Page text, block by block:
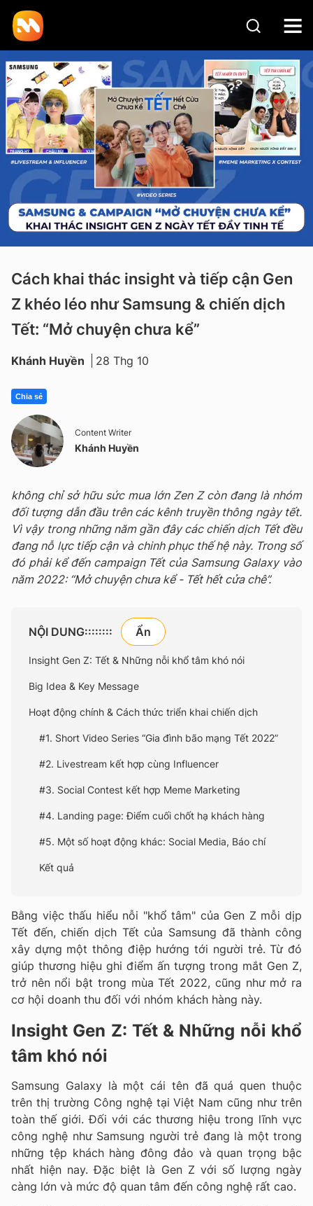
Cách khai thác insight và tiếp cận Gen
Z khéo léo như Samsung & chiến dịch
Tết: “Mở chuyện chưa kể”
Khánh Huyền 28 Thg 10
Chia sẻ
Content Writer
Khánh Huyền
không chỉ sở hữu sức mua lớn Zen Z còn đang là nhóm
đối tượng dẫn đầu trên các kênh truyền thông ngày tết.
Vì vậy trong những năm gần đây các chiến dịch Tết đều
đang nỗ lực tiếp cận và chinh phục thế hệ này. Trong số
đó phải kể đến campaign Tết của Samsung Galaxy vào
năm 2022: “Mở chuyện chưa kể - Tết hết cửa chê”.
NỘI DUNG::::::::
Insight Gen Z: Tết & Những nỗi khổ tâm khó nói
Big Idea & Key Message
Hoạt động chính & Cách thức triển khai chiến dịch
#1. Short Video Series “Gia đình bão mạng Tết 2022”
#2. Livestream kết hợp cùng Influencer
#3. Social Contest kết hợp Meme Marketing
#4. Landing page: Điểm cuối chốt hạ khách hàng
#5. Một số hoạt động khác: Social Media, Báo chí
Kết quả
Bằng việc thấu hiểu nỗi "khổ tâm" của Gen Z mỗi dịp
Tết đến, chiến dịch Tết của Samsung đã thành công
xây dựng một thông điệp hướng tới người trẻ. Từ đó
giúp thương hiệu ghi điểm ấn tượng trong mắt Gen Z,
trở nên nổi bật trong mùa Tết 2022, cũng như mở ra
cơ hội doanh thu đối với nhóm khách hàng này.
Insight Gen Z: Tết & Những nỗi khổ
tâm khó nói
Samsung Galaxy là một cái tên đã quá quen thuộc
trên thị trường Công nghệ tại Việt Nam cũng như trên
toàn thế giới. Đối với các thương hiệu trong lĩnh vực
công nghệ như Samsung người trẻ đang là một trong
những tệp khách hàng đông đảo và quan trọng bậc
nhất hiện nay. Đặc biệt là Gen Z với số lượng ngày
càng lớn và mức độ quan tâm đến công nghệ rất cao.